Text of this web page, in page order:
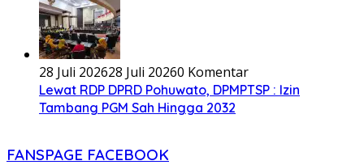
28 Juli 202628 Juli 20260 Komentar
Lewat RDP DPRD Pohuwato, DPMPTSP : Izin
Tambang PGM Sah Hingga 2032
FANSPAGE FACEBOOK